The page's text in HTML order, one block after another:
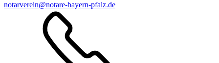
notarverein@notare-bayern-pfalz.de